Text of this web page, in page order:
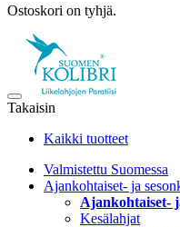
Ostoskori on tyhjä.
Takaisin
Kaikki tuotteet
Valmistettu Suomessa
Ajankohtaiset- ja
Ajankohtaiset-
Kesälahjat